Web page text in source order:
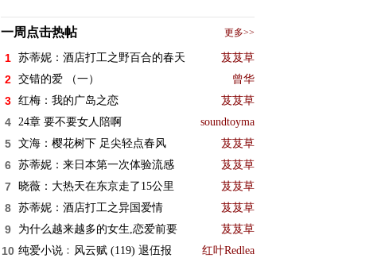
一周点击热帖 更多>>
1 苏蒂妮：酒店打工之野百合的春天 芨芨草
2 交错的爱 （一） 曾华
3 红梅：我的广岛之恋 芨芨草
4 24章 要不要女人陪啊 soundtoyma
5 文海：樱花树下 足尖轻点春风 芨芨草
6 苏蒂妮：来日本第一次体验流感 芨芨草
7 晓薇：大热天在东京走了15公里 芨芨草
8 苏蒂妮：酒店打工之异国爱情 芨芨草
9 为什么越来越多的女生,恋爱前要 芨芨草
10 纯爱小说﹕风云赋 (119) 退伍报 红叶Redlea